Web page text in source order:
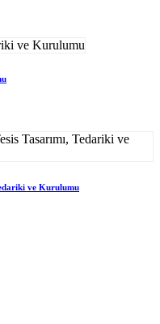
ve Kurulumu